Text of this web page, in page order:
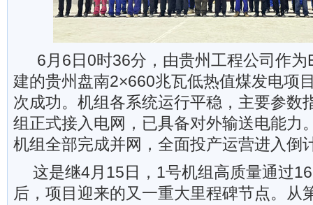
6月6日0时36分，由贵州工程公司作
建的贵州盘南2×660兆瓦低热值煤发电项
次成功。机组各系统运行平稳，主要参数
组正式接入电网，已具备对外输送电能力
机组全部完成并网，全面投产运营进入倒
这是继4月15日，1号机组高质量通过
后，项目迎来的又一重大里程碑节点。从